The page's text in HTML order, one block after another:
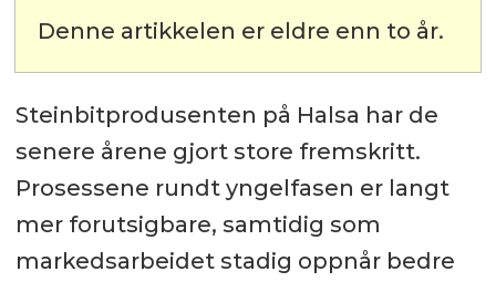
Denne artikkelen er eldre enn to år.
Steinbitprodusenten på Halsa har de
senere årene gjort store fremskritt.
Prosessene rundt yngelfasen er langt
mer forutsigbare, samtidig som
markedsarbeidet stadig oppnår bedre